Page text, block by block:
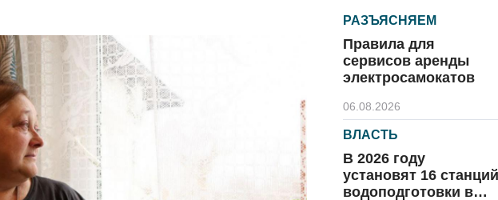
РАЗЪЯСНЯЕМ
Правила для
сервисов аренды
электросамокатов
06.08.2026
ВЛАСТЬ
В 2026 году
установят 16 станций
водоподготовки в